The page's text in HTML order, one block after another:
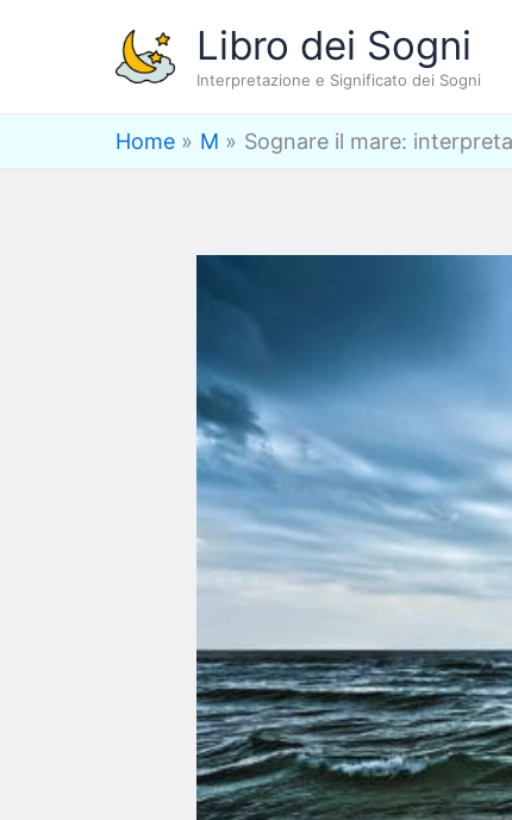
Libro dei Sogni
Interpretazione e Significato dei Sogni
Home M Sognare il mare: